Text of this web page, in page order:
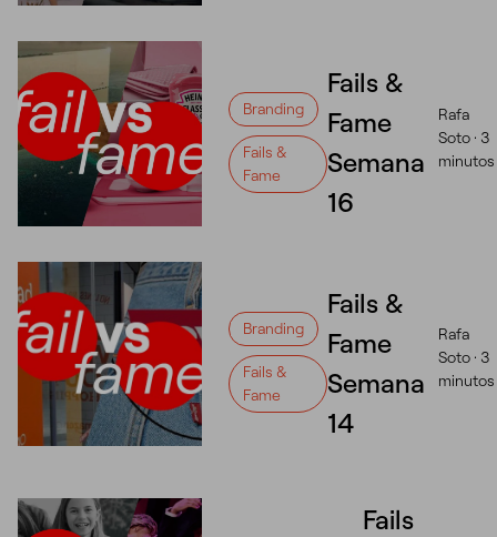
Branding
Fails &
Fame
Fails &
Fame
Semana
16
Rafa
Soto · 3
minutos
Branding
Fails &
Fame
Fails &
Fame
Semana
14
Rafa
Soto · 3
minutos
Fails